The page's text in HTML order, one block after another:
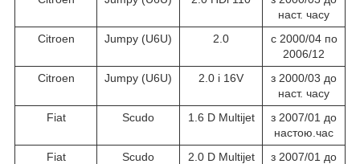
наст. часу
Citroen
Jumpy (U6U) 2.0
c 2000/04 по
2006/12
Citroen
Jumpy (U6U) 2.0 i 16V
з 2000/03 до
наст. часу
Fiat
Scudo 1.6 D Multijet
з 2007/01 до
настою.час
Fiat
Scudo 2.0 D Multijet
з 2007/01 до